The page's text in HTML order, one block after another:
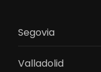
Segovia
Valladolid